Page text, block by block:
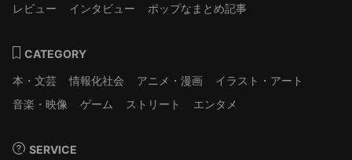
レビュー
インタビュー ポップなまとめ記事
CATEGORY
本・文芸
情報化社会 アニメ・漫画
イラスト・アート
音楽・映像
ゲーム ストリート エンタメ
SERVICE